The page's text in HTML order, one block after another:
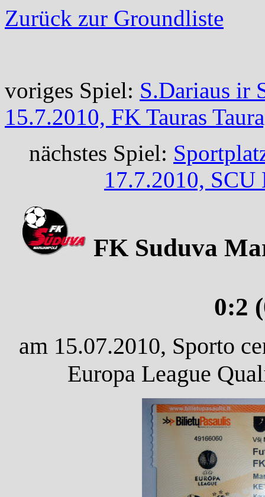
Zurück zur Groundliste
voriges Spiel: S.Dariaus ir
15.7.2010, FK Tauras
nächstes Spiel:
17.7.2010,
FK Suduva
0:2
am 15.07.2010, Sporto
Europa League